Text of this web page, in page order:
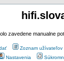
zavedene manualne
Zoznam užívateľov
Nastavenia